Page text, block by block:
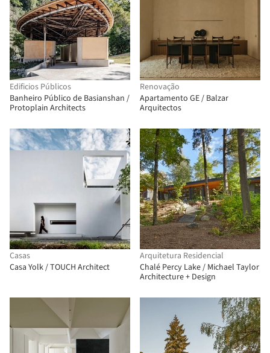
Edificios Públicos
Banheiro Público de Basianshan /
Protoplain Architects
Renovação
Apartamento GE / Balzar
Arquitectos
Casas
Casa Yolk / TOUCH Architect
Arquitetura Residencial
Chalé Percy Lake / Michael Taylor
Architecture + Design